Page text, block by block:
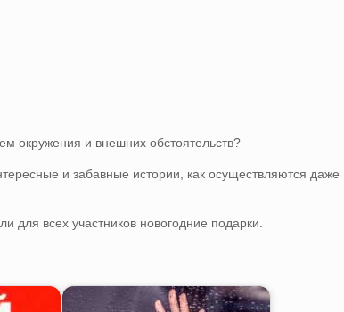
окружения и внешних обстоятельств?
и забавные истории, как осуществляются даже
для всех участников новогодние подарки.